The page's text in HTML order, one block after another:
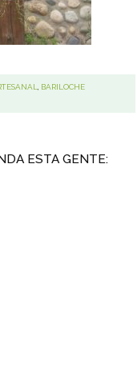
BARILOCHE
ESTA GENTE: